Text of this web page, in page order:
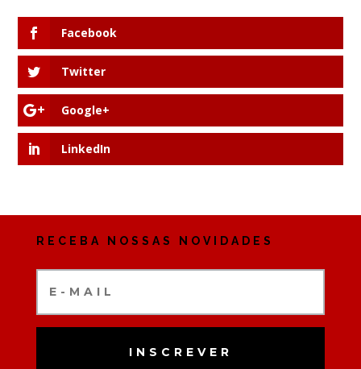
Facebook
Twitter
Google+
LinkedIn
RECEBA NOSSAS NOVIDADES
INSCREVER